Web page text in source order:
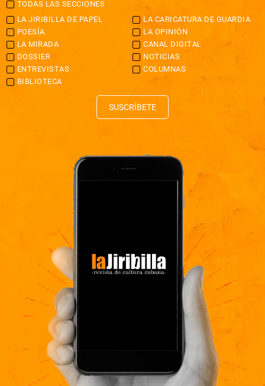
TODAS LAS SECCIONES
LA JIRIBILLA DE PAPEL
LA CARICATURA DE GUARDIA
POESÍA
LA OPINIÓN
LA MIRADA
CANAL DIGITAL
DOSSIER
NOTICIAS
ENTREVISTAS
COLUMNAS
BIBLIOTECA
SUSCRÍBETE